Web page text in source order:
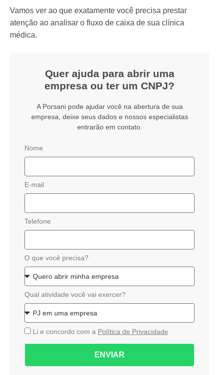
Vamos ver ao que exatamente você precisa prestar
atenção ao analisar o fluxo de caixa de sua clínica
médica.
Quer ajuda para abrir uma
empresa ou ter um CNPJ?
A Porsani pode ajudar você na abertura de sua
empresa, deixe seus dados e nossos especialistas
entrarão em contato.
Nome
E-mail
Telefone
O que você precisa?
Qual atividade você vai exercer?
Li e concordo com a Política de Privacidade
ENVIAR